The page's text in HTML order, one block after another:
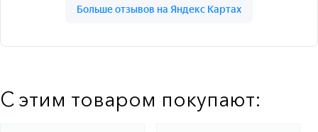
С этим товаром покупают: